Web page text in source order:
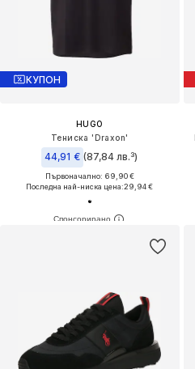
КУПОН
HUGO
Тениска 'Draxon'
44,91 € (87,84 лв.³)
Първоначално: 69,90 €
Последна най-ниска цена:29,94 €